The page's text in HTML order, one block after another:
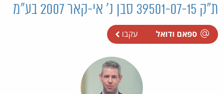
ת"ק 39501-07-15 סבן נ' אי-קאר 2007 בע"מ
ספאם ודואל עקבו